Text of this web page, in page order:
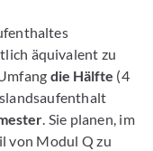
äquivalent zu
die Hälfte (4
. Sie planen, im
von Modul Q zu